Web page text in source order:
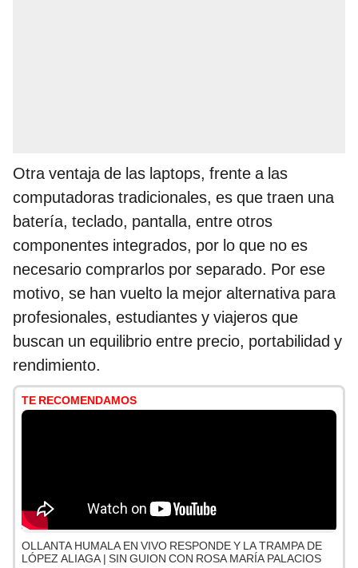
Otra ventaja de las laptops, frente a las
computadoras tradicionales, es que traen una
batería, teclado, pantalla, entre otros
componentes integrados, por lo que no es
necesario comprarlos por separado. Por ese
motivo, se han vuelto la mejor alternativa para
profesionales, estudiantes y viajeros que
buscan un equilibrio entre precio, portabilidad y
rendimiento.
TE RECOMENDAMOS
OLLANTA HUMALA EN VIVO RESPONDE Y LA TRAMPA DE
LÓPEZ ALIAGA | SIN GUION CON ROSA MARÍA PALACIOS